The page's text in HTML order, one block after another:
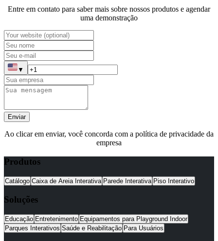
Entre em contato para saber mais sobre nossos produtos e agendar
uma demonstração
▼
Enviar
Ao clicar em enviar, você concorda com a política de privacidade da
empresa
Produtos
Catálogo Caixa de Areia Interativa Parede Interativa Piso Interativo
Soluções
Educação Entretenimento Equipamentos para Playground Indoor
Parques Interativos Saúde e Reabilitação Para Usuários